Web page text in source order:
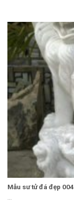
Mẫu sư tử đá đẹp 004